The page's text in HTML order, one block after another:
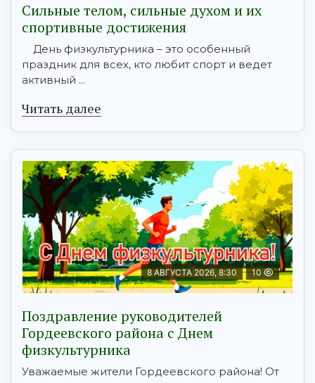
Сильные телом, сильные духом и их
спортивные достижения
День физкультурника – это особенный
праздник для всех, кто любит спорт и ведет
активный ...
Читать далее
8 АВГУСТА 2026, 8:30 10
Поздравление руководителей
Гордеевского района с Днем
физкультурника
Уважаемые жители Гордеевского района! От